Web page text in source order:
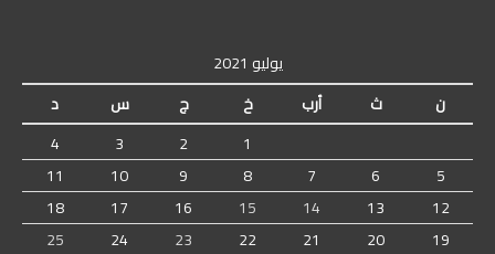
يوليو 2021
ن
ث أرب خ ج س
د
1
2
3
4
5
6
7
8
9
10
11
12
13
14
15
16
17
18
19
20
21
22
23
24
25